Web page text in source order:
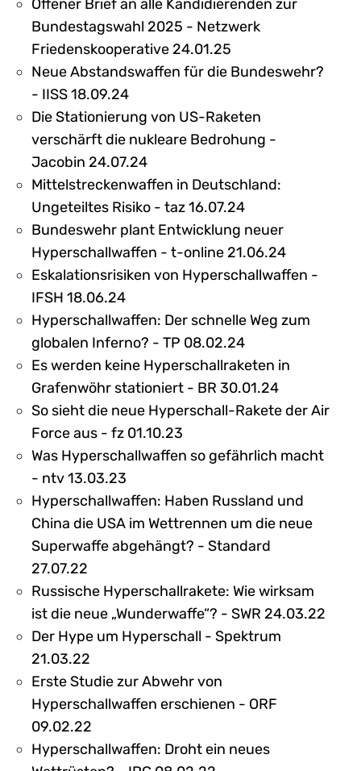
Offener Brief an alle Kandidierenden zur
Bundestagswahl 2025 - Netzwerk
Friedenskooperative 24.01.25
Neue Abstandswaffen für die Bundeswehr?
- IISS 18.09.24
Die Stationierung von US-Raketen
verschärft die nukleare Bedrohung -
Jacobin 24.07.24
Mittelstreckenwaffen in Deutschland:
Ungeteiltes Risiko - taz 16.07.24
Bundeswehr plant Entwicklung neuer
Hyperschallwaffen - t-online 21.06.24
Eskalationsrisiken von Hyperschallwaffen -
IFSH 18.06.24
Hyperschallwaffen: Der schnelle Weg zum
globalen Inferno? - TP 08.02.24
Es werden keine Hyperschallraketen in
Grafenwöhr stationiert - BR 30.01.24
So sieht die neue Hyperschall-Rakete der Air
Force aus - fz 01.10.23
Was Hyperschallwaffen so gefährlich macht
- ntv 13.03.23
Hyperschallwaffen: Haben Russland und
China die USA im Wettrennen um die neue
Superwaffe abgehängt? - Standard
27.07.22
Russische Hyperschallrakete: Wie wirksam
ist die neue „Wunderwaffe“? - SWR 24.03.22
Der Hype um Hyperschall - Spektrum
21.03.22
Erste Studie zur Abwehr von
Hyperschallwaffen erschienen - ORF
09.02.22
Hyperschallwaffen: Droht ein neues